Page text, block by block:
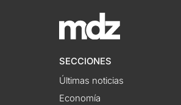
SECCIONES
Últimas noticias
Economía